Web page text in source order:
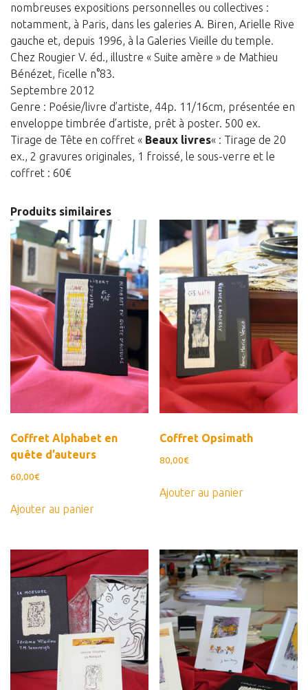
nombreuses expositions personnelles ou collectives :
notamment, à Paris, dans les galeries A. Biren, Arielle Rive
gauche et, depuis 1996, à la Galeries Vieille du temple.
Chez Rougier V. éd., illustre « Suite amère » de Mathieu
Bénézet, ficelle n°83.
Septembre 2012
Genre : Poésie/livre d’artiste, 44p. 11/16cm, présentée en
enveloppe timbrée d’artiste, prêt à poster. 500 ex.
Tirage de Tête en coffret « Beaux livres« : Tirage de 20
ex., 2 gravures originales, 1 froissé, le sous-verre et le
coffret : 60€
Produits similaires
Coffret Alphabet en
quête d’auteurs
60,00€
Ajouter au panier
Coffret Opsimath
80,00€
Ajouter au panier